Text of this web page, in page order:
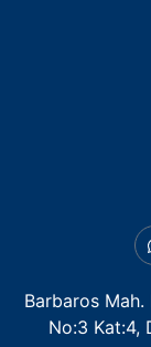
Barbaros
No:3 Kat:4,